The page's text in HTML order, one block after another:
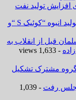
تولید نفت
معرفی ۲ محصول جدید توسط سایپا/ تولید انبوه “کوئیک S “و
قبل از انقلاب به
- 1,633 views
مشترک تشکیل
- 1,039